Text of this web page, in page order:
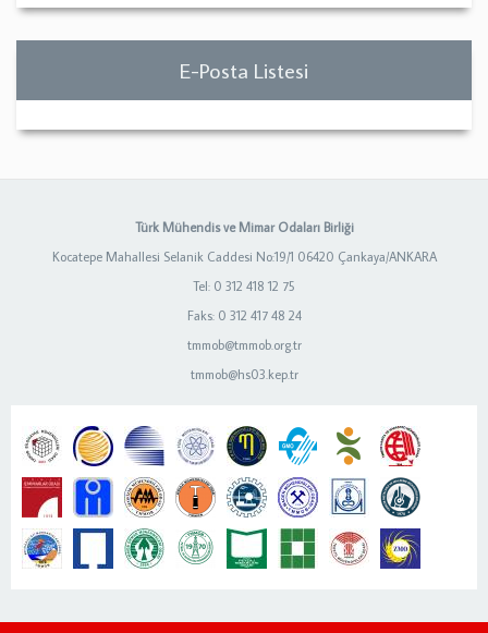
E-Posta Listesi
Türk Mühendis ve Mimar Odaları Birliği
Kocatepe Mahallesi Selanik Caddesi No:19/1 06420 Çankaya/ANKARA
Tel: 0 312 418 12 75
Faks: 0 312 417 48 24
tmmob@tmmob.org.tr
tmmob@hs03.kep.tr